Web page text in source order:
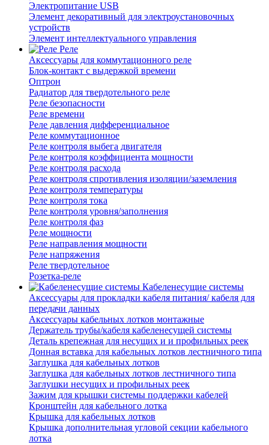
Электропитание USB
Элемент декоративный для электроустановочных
устройств
Элемент интеллектуального управления
Реле
Аксессуары для коммутационного реле
Блок-контакт с выдержкой времени
Оптрон
Радиатор для твердотельного реле
Реле безопасности
Реле времени
Реле давления дифференциальное
Реле коммутационное
Реле контроля выбега двигателя
Реле контроля коэффициента мощности
Реле контроля расхода
Реле контроля спротивления изоляции/заземления
Реле контроля температуры
Реле контроля тока
Реле контроля уровня/заполнения
Реле контроля фаз
Реле мощности
Реле направления мощности
Реле напряжения
Реле твердотельное
Розетка-реле
Кабеленесущие системы
Аксессуары для прокладки кабеля питания/ кабеля для
передачи данных
Аксессуары кабельных лотков монтажные
Держатель трубы/кабеля кабеленесущей системы
Деталь крепежная для несущих и и профильных реек
Донная вставка для кабельных лотков лестничного типа
Заглушка для кабельных лотков
Заглушка для кабельных лотков лестничного типа
Заглушки несущих и профильных реек
Зажим для крышки системы поддержки кабелей
Кронштейн для кабельного лотка
Крышка для кабельных лотков
Крышка дополнительная угловой секции кабельного
лотка